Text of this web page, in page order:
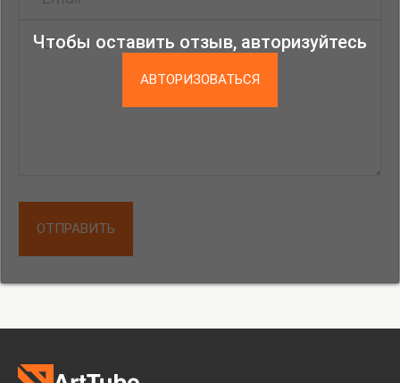
Чтобы оставить отзыв, авторизуйтесь
АВТОРИЗОВАТЬСЯ
ОТПРАВИТЬ